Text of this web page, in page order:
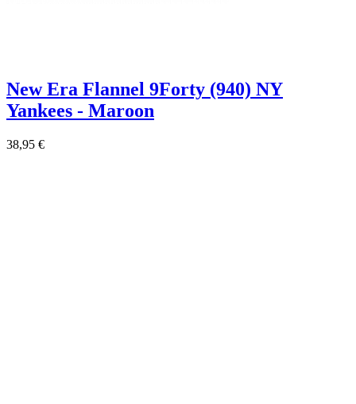
New Era Flannel 9Forty (940) NY
Yankees - Maroon
38,95 €